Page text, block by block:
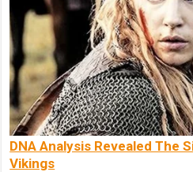
DNA Analysis Revealed The
Vikings